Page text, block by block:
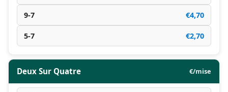
9-7 €4,70
5-7 €2,70
Deux Sur Quatre €/mise